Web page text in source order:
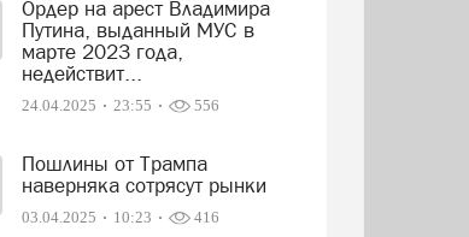
Ордер на арест Владимира
Путина, выданный МУС в
марте 2023 года,
недействит...
24.04.2025 23:55 556
Пошлины от Трампа
наверняка сотрясут рынки
03.04.2025 10:23 416